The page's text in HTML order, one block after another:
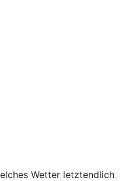
Wetter letztendlich